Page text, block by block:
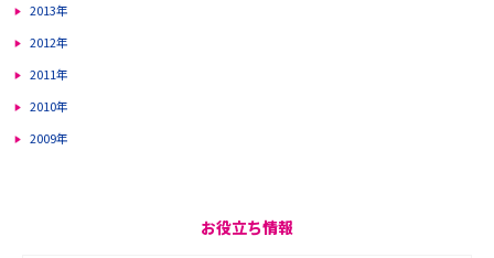
2013年
2012年
2011年
2010年
2009年
お役立ち情報